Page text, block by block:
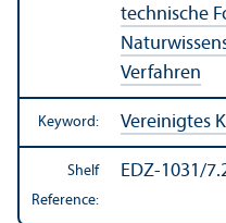
technische
Verfahren
Keyword: Vereinigtes
Shelf
Reference:
EDZ-1031/